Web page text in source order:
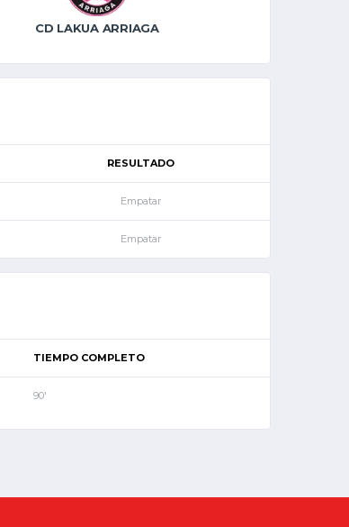
CD LAKUA ARRIAGA
RESULTADO
Empatar
Empatar
TIEMPO COMPLETO
90'